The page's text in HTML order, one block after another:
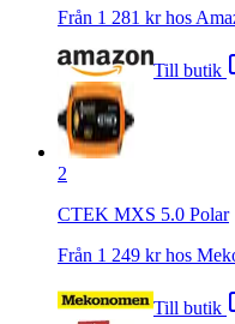
Från 1 281 kr hos
Till butik
2
CTEK MXS 5.0 Polar
Från 1 249 kr hos
Till butik